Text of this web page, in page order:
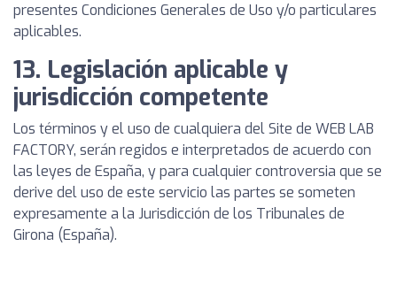
presentes Condiciones Generales de Uso y/o particulares
aplicables.
13. Legislación aplicable y
jurisdicción competente
Los términos y el uso de cualquiera del Site de WEB LAB
FACTORY, serán regidos e interpretados de acuerdo con
las leyes de España, y para cualquier controversia que se
derive del uso de este servicio las partes se someten
expresamente a la Jurisdicción de los Tribunales de
Girona (España).